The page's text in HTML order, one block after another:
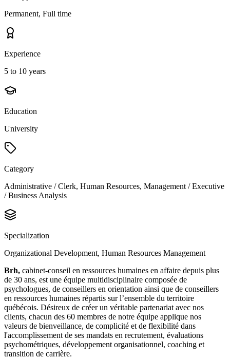
Permanent, Full time
Experience
5 to 10 years
Education
University
Category
Administrative / Clerk, Human Resources, Management / Executive
/ Business Analysis
Specialization
Organizational Development, Human Resources Management
Brh, cabinet-conseil en ressources humaines en affaire depuis plus
de 30 ans, est une équipe multidisciplinaire composée de
psychologues, de conseillers en orientation ainsi que de conseillers
en ressources humaines répartis sur l’ensemble du territoire
québécois. Désireux de créer un véritable partenariat avec nos
clients, chacun des 60 membres de notre équipe applique nos
valeurs de bienveillance, de complicité et de flexibilité dans
l'accomplissement de ses mandats en recrutement, évaluations
psychométriques, développement organisationnel, coaching et
transition de carrière.